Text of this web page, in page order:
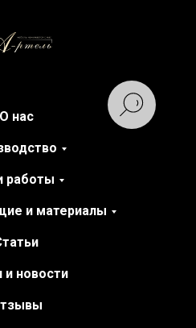
О нас
работы
и материалы
и новости